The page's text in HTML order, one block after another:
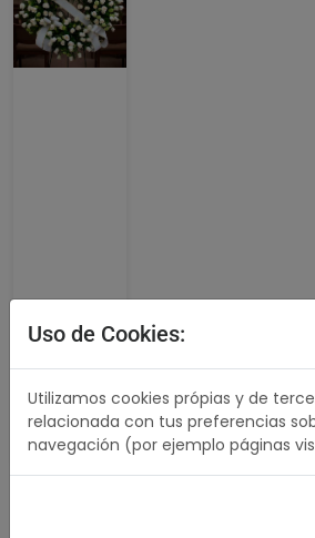
Uso de Cookies:
Utilizamos cookies própias y de
relacionada con tus preferencias
navegación (por ejemplo páginas